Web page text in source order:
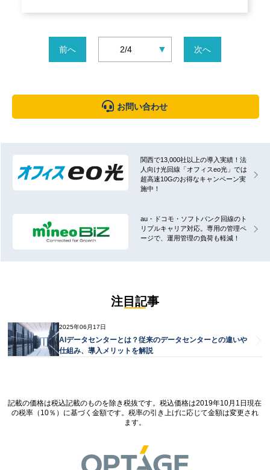
前へ 2/4 ▼ 次へ
注目記事
2025年06月17日
AIデータセンターとは？従来のデータセンターとの違いや
仕組み、導入メリットを解説
お問い合わせ
関西で13,000社以上の導入実績！法
人向け光回線「オフィスeo光」では
超高速10Gのお得なキャンペーン実
施中！
au・ドコモ・ソフトバンク回線のト
リプルキャリア対応。専用の管理ペ
ージで、運用管理の負荷も軽減！
記載の価格は税込記載のものを除き税抜です。税込価格は2019年10月1日現在
の税率（10％）に基づく金額です。税率の引き上げに応じて金額は変更され
ます。